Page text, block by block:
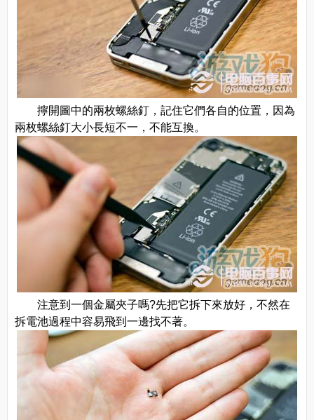
擰開圖中的兩枚螺絲釘，記住它們各自的位置，因為
兩枚螺絲釘大小長短不一，不能互換。
注意到一個金屬夾子嗎?先把它拆下來放好，不然在
拆電池過程中容易飛到一邊找不著。